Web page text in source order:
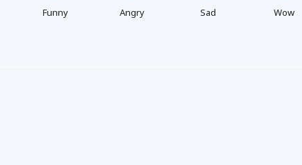
Funny Angry Sad Wow